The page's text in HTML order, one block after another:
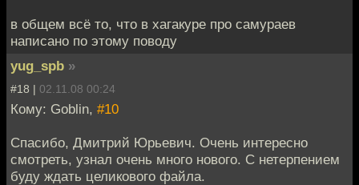
в общем всё то, что в хагакуре про самураев
напиcано по этому поводу
yug_spb »
#18 | 02.11.08 00:24
Кому: Goblin, #10
Спасибо, Дмитрий Юрьевич. Очень интересно
смотреть, узнал очень много нового. С нетерпением
буду ждать целикового файла.